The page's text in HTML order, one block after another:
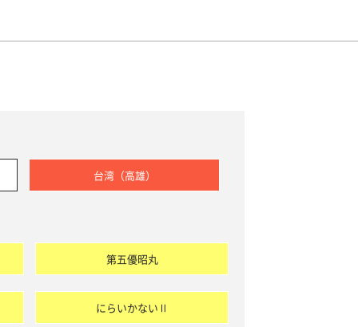
台湾（高雄）
第五優昭丸
にらいかないⅡ